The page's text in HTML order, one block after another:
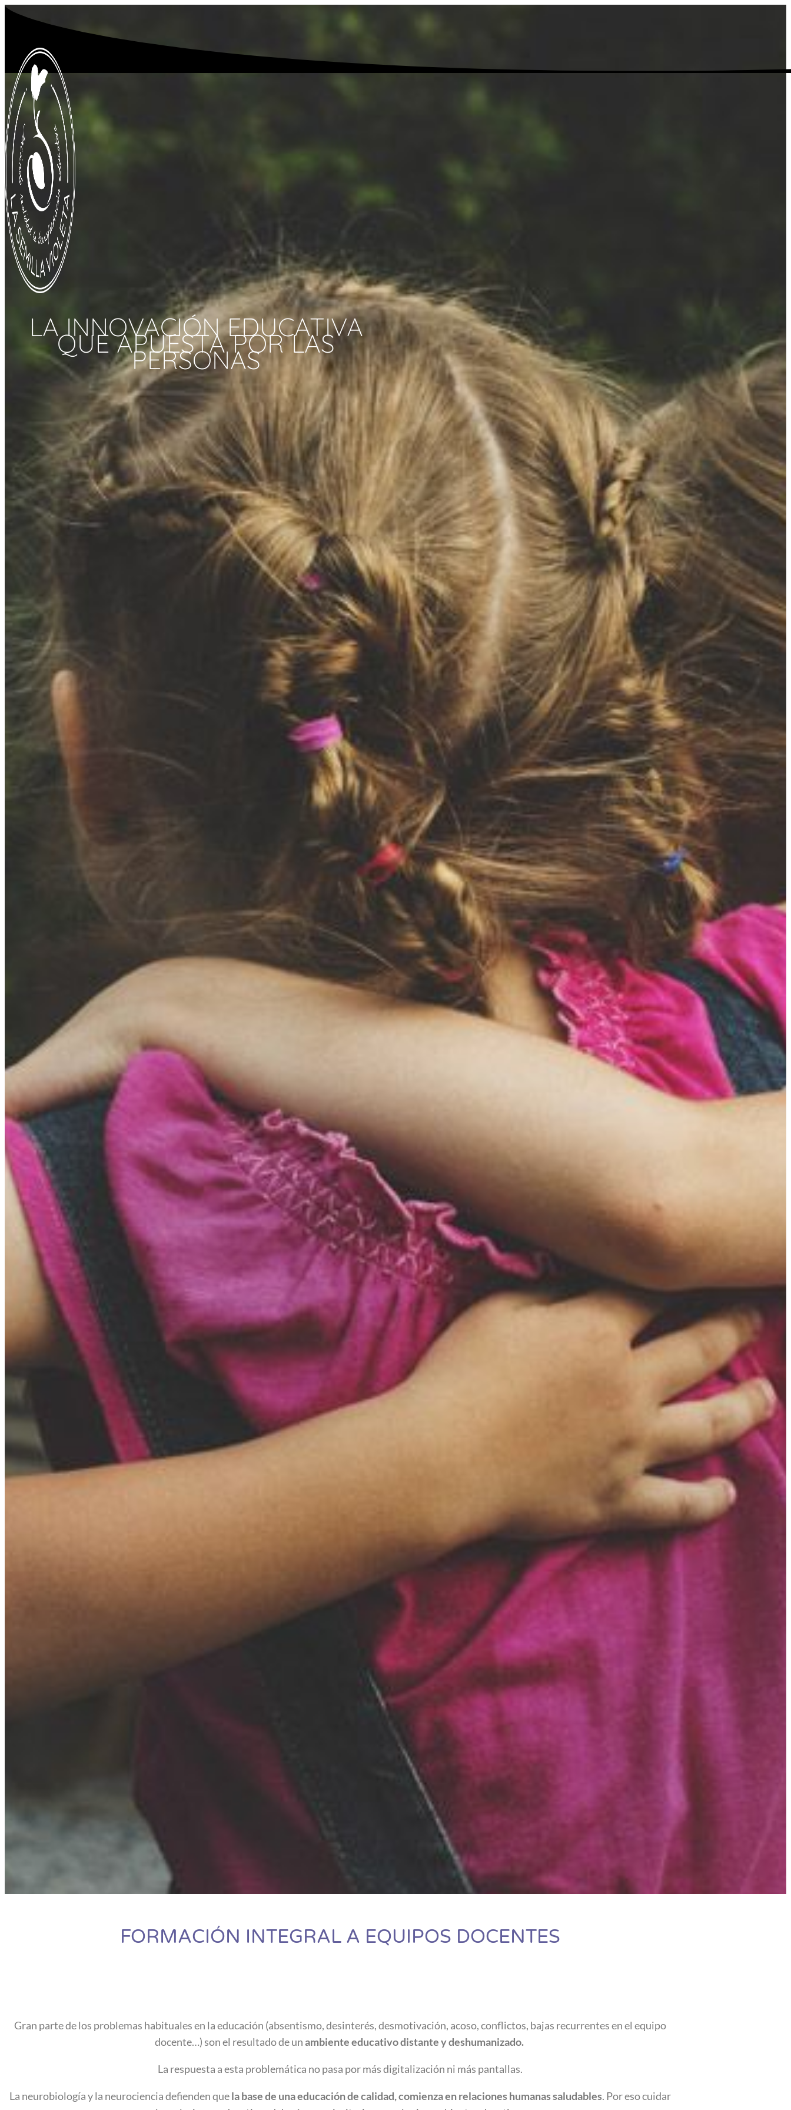
LA INNOVACIÓN EDUCATIVA
QUE APUESTA POR LAS
PERSONAS
FORMACIÓN INTEGRAL A EQUIPOS DOCENTES
Gran parte de los problemas habituales en la educación (absentismo, desinterés, desmotivación, acoso, conflictos, bajas recurrentes en el equipo
docente…) son el resultado de unambiente educativo distante y deshumanizado.
La respuesta a esta problemática no pasa por más digitalización ni más pantallas.
La neurobiología y la neurociencia defienden quela base de una educación de calidad, comienza en relaciones humanas saludables. Por eso cuidar